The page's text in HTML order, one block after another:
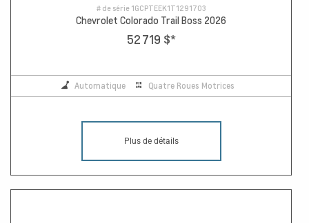
# de série 1GCPTEEK1T1291703
Chevrolet Colorado Trail Boss 2026
52 719 $*
Automatique Quatre Roues Motrices
Plus de détails